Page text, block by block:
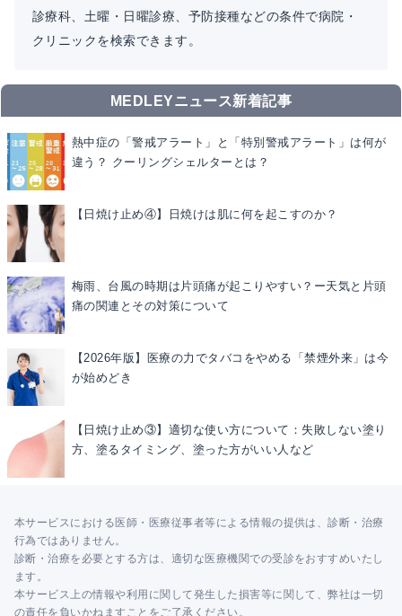
診療科、土曜・日曜診療、予防接種などの条件で病院・
クリニックを検索できます。
MEDLEYニュース新着記事
熱中症の「警戒アラート」と「特別警戒アラート」は何が
違う？ クーリングシェルターとは？
【日焼け止め④】日焼けは肌に何を起こすのか？
梅雨、台風の時期は片頭痛が起こりやすい？ー天気と片頭
痛の関連とその対策について
【2026年版】医療の力でタバコをやめる「禁煙外来」は今
が始めどき
【日焼け止め③】適切な使い方について：失敗しない塗り
方、塗るタイミング、塗った方がいい人など
本サービスにおける医師・医療従事者等による情報の提供は、診断・治療
行為ではありません。
診断・治療を必要とする方は、適切な医療機関での受診をおすすめいたし
ます。
本サービス上の情報や利用に関して発生した損害等に関して、弊社は一切
の責任を負いかねますことをご了承ください。